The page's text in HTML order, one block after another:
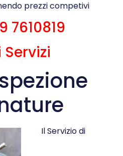
prezzi competivi
7610819
Il Servizio di